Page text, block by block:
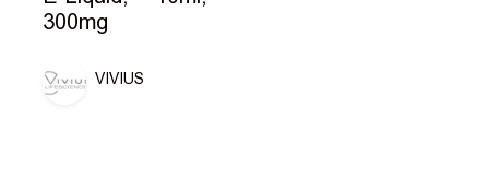
300mg
VIVIUS